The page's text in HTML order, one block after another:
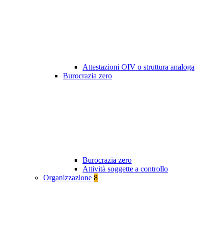
Attestazioni OIV o struttura analoga
Burocrazia zero
Burocrazia zero
Attività soggette a controllo
Organizzazione 8